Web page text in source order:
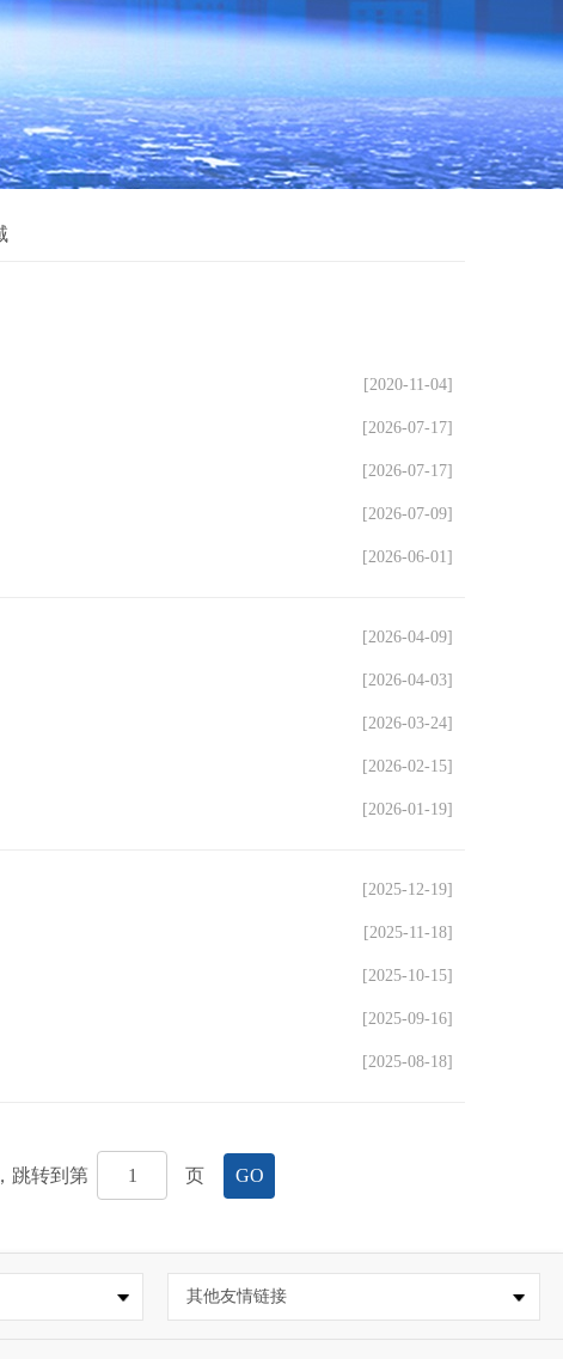
[2020-11-04]
[2026-07-17]
[2026-07-17]
[2026-07-09]
[2026-06-01]
[2026-04-09]
[2026-04-03]
[2026-03-24]
[2026-02-15]
[2026-01-19]
[2025-12-19]
[2025-11-18]
[2025-10-15]
[2025-09-16]
[2025-08-18]
跳转到第 页 GO
其他友情链接